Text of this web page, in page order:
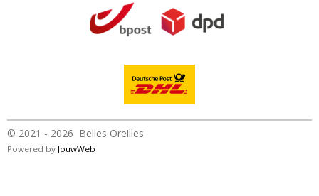
© 2021 - 2026 Belles Oreilles
Powered by JouwWeb